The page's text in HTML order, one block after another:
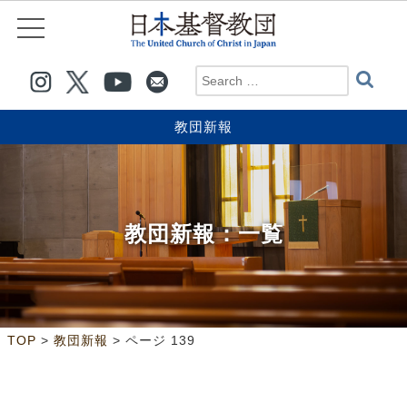
教団新報
教団新報：一覧
TOP > 教団新報 > ページ 139